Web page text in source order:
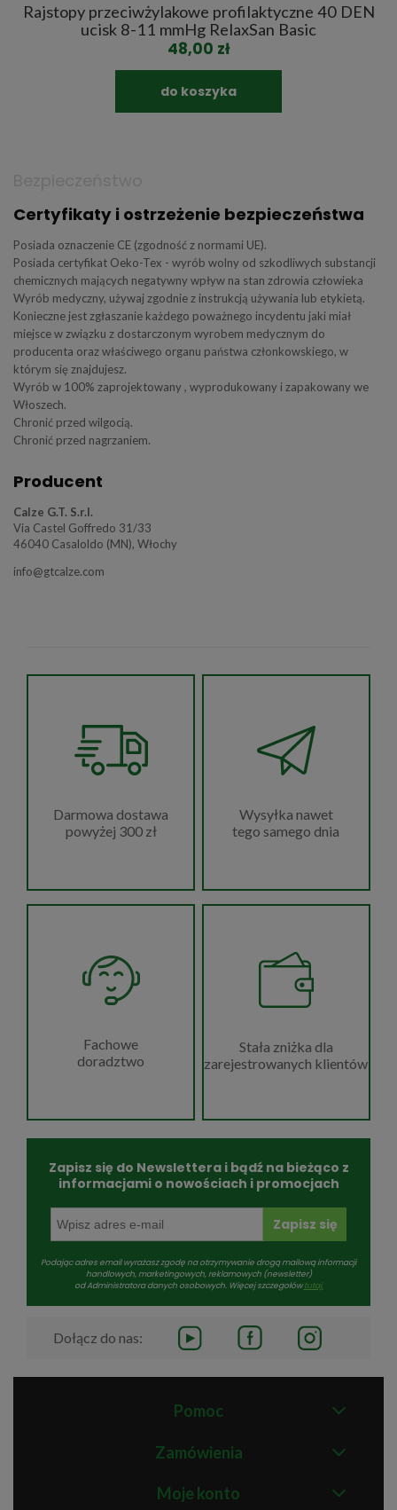
Rajstopy przeciwżylakowe profilaktyczne 40 DEN
ucisk 8-11 mmHg RelaxSan Basic
48,00 zł
do koszyka
Certyfikaty i ostrzeżenie bezpieczeństwa
Posiada oznaczenie CE (zgodność z normami UE).
Posiada certyfikat Oeko-Tex - wyrób wolny od szkodliwych substancji
chemicznych mających negatywny wpływ na stan zdrowia człowieka
Wyrób medyczny, używaj zgodnie z instrukcją używania lub etykietą.
Konieczne jest zgłaszanie każdego poważnego incydentu jaki miał
miejsce w związku z dostarczonym wyrobem medycznym do
producenta oraz właściwego organu państwa członkowskiego, w
którym się znajdujesz.
Wyrób w 100% zaprojektowany , wyprodukowany i zapakowany we
Włoszech.
Chronić przed wilgocią.
Chronić przed nagrzaniem.
Producent
Calze G.T. S.r.l.
Via Castel Goffredo 31/33
46040 Casaloldo (MN), Włochy
info@gtcalze.com
Darmowa dostawa
powyżej 300 zł
Wysyłka nawet
tego samego dnia
Fachowe
doradztwo
Stała zniżka dla
zarejestrowanych klientów
Zapisz się do Newslettera i bądź na bieżąco z
informacjami o nowościach i promocjach
Zapisz się
Podając adres email wyrażasz zgodę na otrzymywanie drogą mailową informacji
handlowych, marketingowych, reklamowych (newsletter)
od Administratora danych osobowych. Więcej szczegołówtutaj.
Dołącz do nas:
Pomoc
Zamówienia
Moje konto